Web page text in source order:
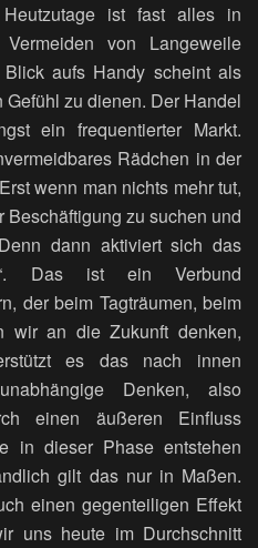
ist fast alles in
von Langeweile
aufs Handy scheint als
zu dienen. Der Handel
ein frequentierter Markt.
Rädchen in der
wenn man nichts mehr tut,
Beschäftigung zu suchen und
dann aktiviert sich das
Das ist ein Verbund
der beim Tagträumen, beim
wir an die Zukunft denken,
es das nach innen
Denken, also
einen äußeren Einfluss
in dieser Phase entstehen
gilt das nur in Maßen.
einen gegenteiligen Effekt
uns heute im Durchschnitt